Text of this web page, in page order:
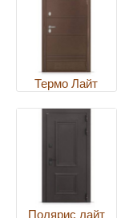
Термо Лайт
Полярис лайт